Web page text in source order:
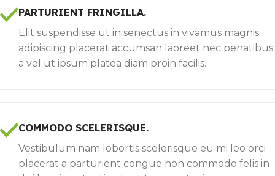
PARTURIENT FRINGILLA.
Elit suspendisse ut in senectus in vivamus magnis
adipiscing placerat accumsan laoreet nec penatibus
a vel ut ipsum platea diam proin facilis.
COMMODO SCELERISQUE.
Vestibulum nam lobortis scelerisque eu mi leo orci
placerat a parturient congue non commodo felis in